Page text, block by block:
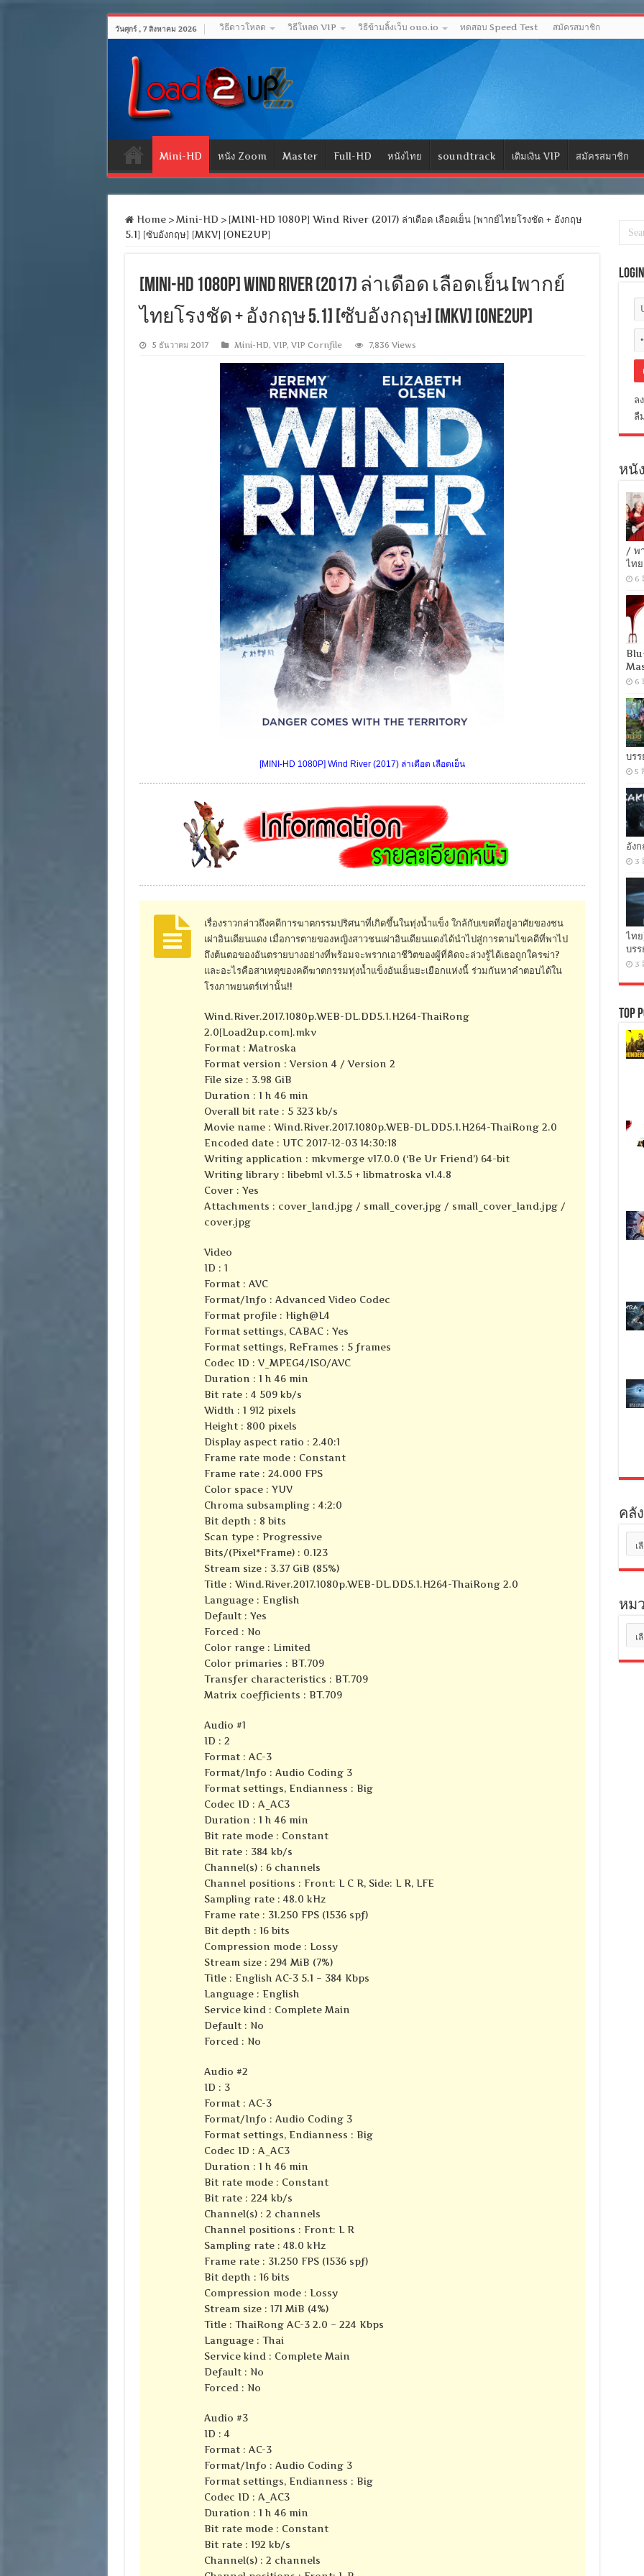
วันศุกร์ , 7 สิงหาคม 2026 วิธีดาวโหลด วิธีโหลด VIP วิธีข้ามลิ้งเว็บ ouo.io ทดสอบ Speed Test สมัครสมาชิก
Mini-HD หนัง Zoom Master Full-HD หนังไทย soundtrack เติมเงิน VIP สมัครสมาชิก
Home > Mini-HD > [MINI-HD 1080P] Wind River (2017) ล่าเดือด เลือดเย็น [พากย์ไทยโรงชัด + อังกฤษ
5.1] [ซับอังกฤษ] [MKV] [ONE2UP]
[MINI-HD 1080P] Wind River (2017) ล่าเดือด เลือดเย็น [พากย์
ไทยโรงชัด + อังกฤษ 5.1] [ซับอังกฤษ] [MKV] [ONE2UP]
5 ธันวาคม 2017 Mini-HD, VIP, VIP Cornfile 7,836 Views
[MINI-HD 1080P] Wind River (2017) ล่าเดือด เลือดเย็น
เรื่องราวกล่าวถึงคดีการฆาตกรรมปริศนาที่เกิดขึ้นในทุ่งน้ำแข็ง ใกล้กับเขตที่อยู่อาศัยของชน
เผ่าอินเดียนแดง เมื่อการตายของหญิงสาวชนเผ่าอินเดียนแดงได้นำไปสู่การตามไขคดีที่พาไป
ถึงต้นตอของอันตรายบางอย่างที่พร้อมจะพรากเอาชีวิตของผู้ที่คิดจะล่วงรู้ได้เธอถูกใครฆ่า?
และอะไรคือสาเหตุของคดีฆาตกรรมทุ่งน้ำแข็งอันเย็นยะเยือกแห่งนี้ ร่วมกันหาคำตอบได้ใน
โรงภาพยนตร์เท่านั้น!!
Wind.River.2017.1080p.WEB-DL.DD5.1.H264-ThaiRong
2.0[Load2up.com].mkv
Format : Matroska
Format version : Version 4 / Version 2
File size : 3.98 GiB
Duration : 1 h 46 min
Overall bit rate : 5 323 kb/s
Movie name : Wind.River.2017.1080p.WEB-DL.DD5.1.H264-ThaiRong 2.0
Encoded date : UTC 2017-12-03 14:30:18
Writing application : mkvmerge v17.0.0 (‘Be Ur Friend’) 64-bit
Writing library : libebml v1.3.5 + libmatroska v1.4.8
Cover : Yes
Attachments : cover_land.jpg / small_cover.jpg / small_cover_land.jpg /
cover.jpg
Video
ID : 1
Format : AVC
Format/Info : Advanced Video Codec
Format profile : High@L4
Format settings, CABAC : Yes
Format settings, ReFrames : 5 frames
Codec ID : V_MPEG4/ISO/AVC
Duration : 1 h 46 min
Bit rate : 4 509 kb/s
Width : 1 912 pixels
Height : 800 pixels
Display aspect ratio : 2.40:1
Frame rate mode : Constant
Frame rate : 24.000 FPS
Color space : YUV
Chroma subsampling : 4:2:0
Bit depth : 8 bits
Scan type : Progressive
Bits/(Pixel*Frame) : 0.123
Stream size : 3.37 GiB (85%)
Title : Wind.River.2017.1080p.WEB-DL.DD5.1.H264-ThaiRong 2.0
Language : English
Default : Yes
Forced : No
Color range : Limited
Color primaries : BT.709
Transfer characteristics : BT.709
Matrix coefficients : BT.709
Audio #1
ID : 2
Format : AC-3
Format/Info : Audio Coding 3
Format settings, Endianness : Big
Codec ID : A_AC3
Duration : 1 h 46 min
Bit rate mode : Constant
Bit rate : 384 kb/s
Channel(s) : 6 channels
Channel positions : Front: L C R, Side: L R, LFE
Sampling rate : 48.0 kHz
Frame rate : 31.250 FPS (1536 spf)
Bit depth : 16 bits
Compression mode : Lossy
Stream size : 294 MiB (7%)
Title : English AC-3 5.1 – 384 Kbps
Language : English
Service kind : Complete Main
Default : No
Forced : No
Audio #2
ID : 3
Format : AC-3
Format/Info : Audio Coding 3
Format settings, Endianness : Big
Codec ID : A_AC3
Duration : 1 h 46 min
Bit rate mode : Constant
Bit rate : 224 kb/s
Channel(s) : 2 channels
Channel positions : Front: L R
Sampling rate : 48.0 kHz
Frame rate : 31.250 FPS (1536 spf)
Bit depth : 16 bits
Compression mode : Lossy
Stream size : 171 MiB (4%)
Title : ThaiRong AC-3 2.0 – 224 Kbps
Language : Thai
Service kind : Complete Main
Default : No
Forced : No
Audio #3
ID : 4
Format : AC-3
Format/Info : Audio Coding 3
Format settings, Endianness : Big
Codec ID : A_AC3
Duration : 1 h 46 min
Bit rate mode : Constant
Bit rate : 192 kb/s
Channel(s) : 2 channels
Login
ล
ลื
หนั
/ พ
ไท
6
6
บร
5
อัง
3
ไท
บร
3
Top
คลั
เก็บ
หม
หมู่